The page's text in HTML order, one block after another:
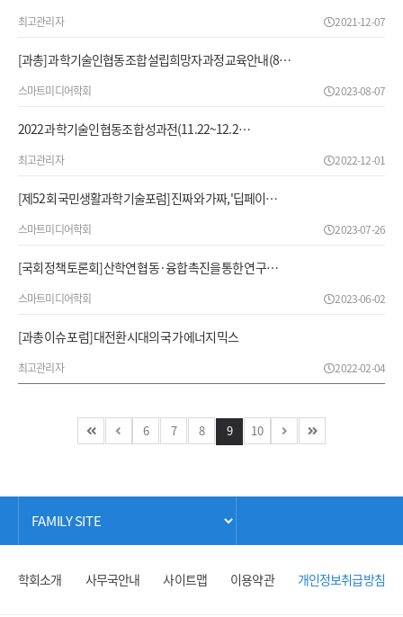
최고관리자 2021-12-07
[과총] 과학기술인협동조합 설립희망자과정 교육안내 (8…
스마트미디어학회 2023-08-07
2022 과학기술인 협동조합 성과전(11.22~12.2…
최고관리자 2022-12-01
[제52회 국민생활과학기술포럼] 진짜와 가짜, '딥페이…
스마트미디어학회 2023-07-26
[국회 정책토론회] 산학연 협동·융합 촉진을 통한 연구…
스마트미디어학회 2023-06-02
[과총 이슈 포럼] 대전환 시대의 국가 에너지 믹스
최고관리자 2022-02-04
6 7 8 9 10
학회소개 사무국안내 사이트맵 이용약관 개인정보취급방침